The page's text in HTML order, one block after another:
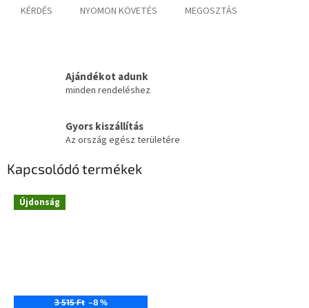
KÉRDÉS NYOMON KÖVETÉS MEGOSZTÁS
Ajándékot adunk
minden rendeléshez
Gyors kiszállítás
Az ország egész területére
Kapcsolódó termékek
Újdonság
3 515 Ft –8 %